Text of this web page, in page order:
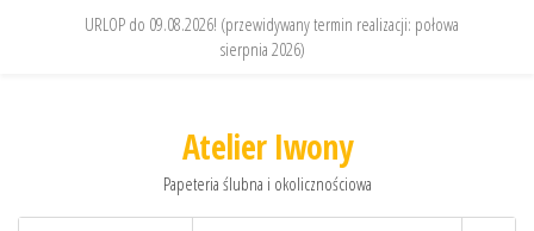
Atelier Iwony
Papeteria ślubna i okolicznościowa
URLOP do 09.08.2026! (przewidywany termin realizacji: połowa
sierpnia 2026)